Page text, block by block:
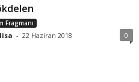
Fragmanı
- 22 Haziran 2018 0